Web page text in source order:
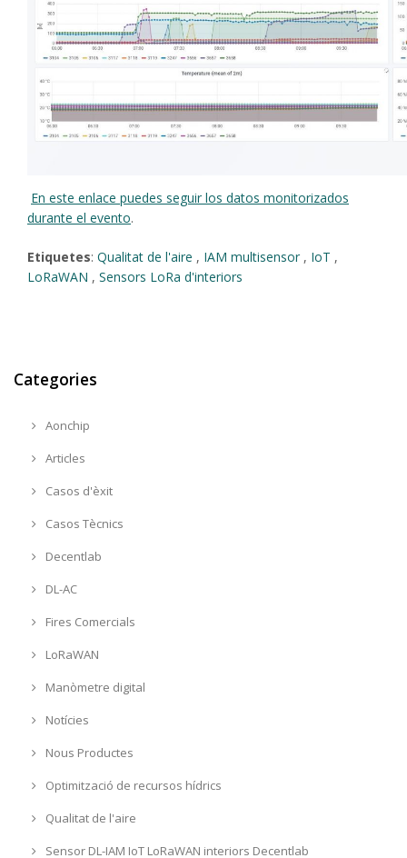
En este enlace puedes seguir los datos monitorizados
durante el evento.
Etiquetes: Qualitat de l'aire , IAM multisensor , IoT ,
LoRaWAN , Sensors LoRa d'interiors
Categories
Aonchip
Articles
Casos d'èxit
Casos Tècnics
Decentlab
DL-AC
Fires Comercials
LoRaWAN
Manòmetre digital
Notícies
Nous Productes
Optimització de recursos hídrics
Qualitat de l'aire
Sensor DL-IAM IoT LoRaWAN interiors Decentlab